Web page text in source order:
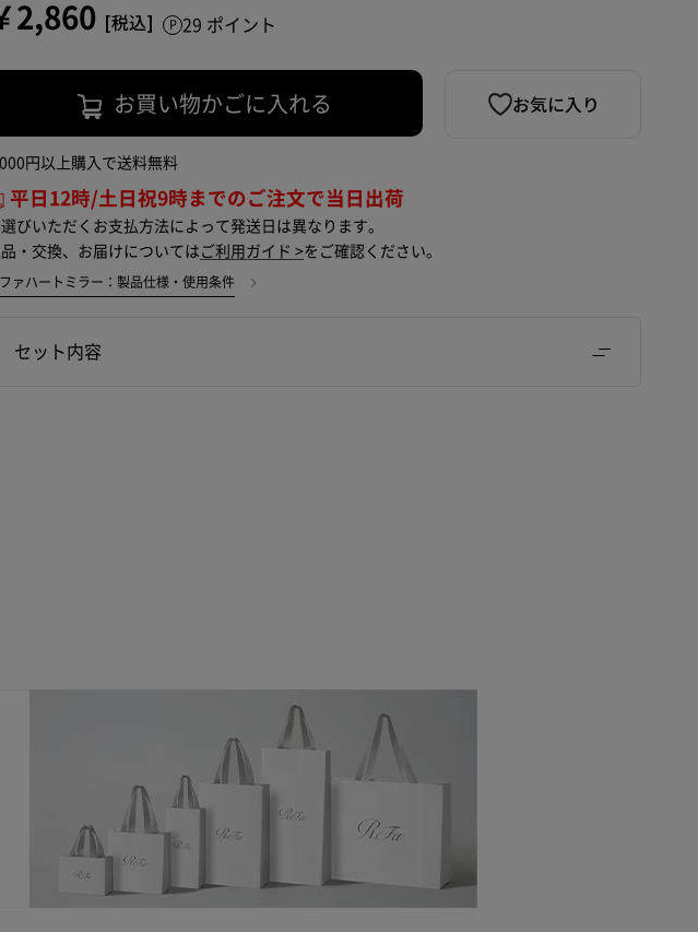
2,860 29 ポイント
お買い物かごに入れる お気に入り
円以上購入で送料無料
平日12時/土日祝9時までのご注文で当日出荷
びいただくお支払方法によって発送日は異なります。
・交換、お届けについては ご利用ガイド >をご確認ください。
ァハートミラー：製品仕様・使用条件
セット内容